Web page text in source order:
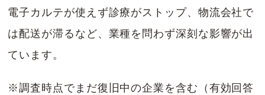
電子カルテが使えず診療がストップ、物流会社で
は配送が滞るなど、業種を問わず深刻な影響が出
ています。
※調査時点でまだ復旧中の企業を含む（有効回答